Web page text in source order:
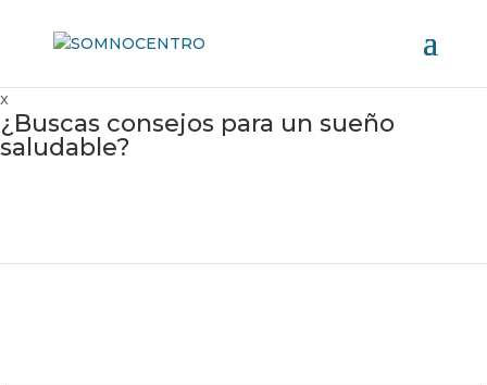
x
¿Buscas consejos para un sueño
saludable?